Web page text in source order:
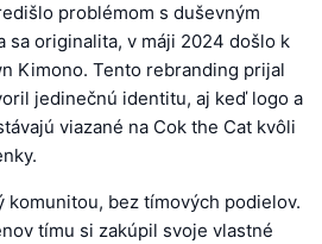
problémom s duševným
sa originalita, v máji 2024 došlo k
Kimono. Tento rebranding prijal
jedinečnú identitu, aj keď logo a
viazané na Cok the Cat kvôli
komunitou, bez tímových podielov.
tímu si zakúpil svoje vlastné